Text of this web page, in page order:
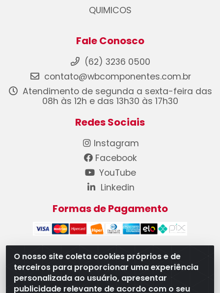
O nosso site coleta cookies próprios e de
terceiros para proporcionar uma experiência
personalizada ao usuário, apresentar
publicidade relevante de acordo com o seu
QUIMICOS
Fale Conosco
(62) 3236 0500
contato@wbcomponentes.com.br
Atendimento de segunda a sexta-feira das
08h às 12h e das 13h30 às 17h30
Redes Sociais
Instagram
Facebook
YouTube
Linkedin
Formas de Pagamento
WB Componentes Automotivos LTDA - CNPJ
08.528.393/0001-12 - Rua do Níquel, 667 - Parque
Oeste Industrial, Goiânia/GO - CEP 74375-660